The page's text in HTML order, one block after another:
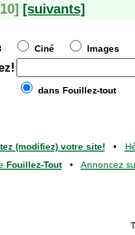
[suivants]
Ciné Images
dans Fouillez-tout
(modifiez) votre site!•
Fouillez-Tout• Annoncez